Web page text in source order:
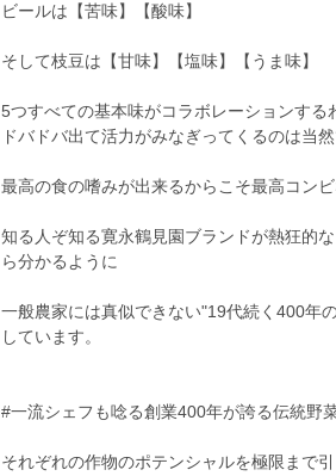
ビールは【苦味】【酸味】
そして枝豆は【甘味】【塩味】【うま味】
5つすべての基本味がコラボレーションす
ドバドバ出て活力がみなぎってくるのは当然
最高の食の嗜みが出来るからこそ最高コンビ
知る人ぞ知る寛永鶴見園ブランドが熱狂的
ら分かるように
一般農家には真似できない"19代続く400年
しています。
#一流シェフも唸る創業400年が誇る伝統野
それぞれの作物のポテンシャルを極限まで